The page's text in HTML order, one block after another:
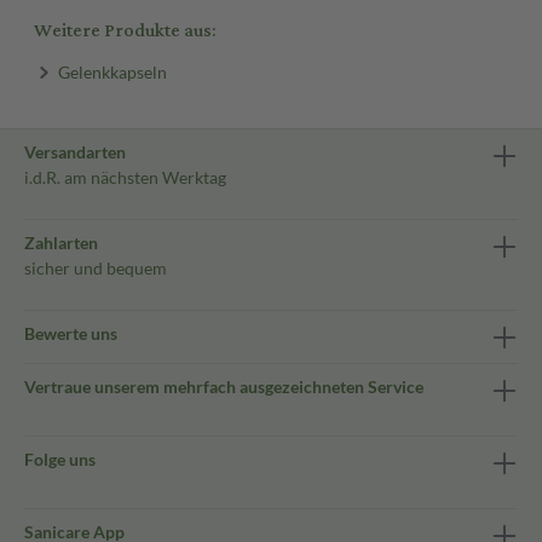
Weitere Produkte aus:
Gelenkkapseln
Versandarten
i.d.R. am nächsten Werktag
Zahlarten
sicher und bequem
Bewerte uns
Vertraue unserem mehrfach ausgezeichneten Service
Folge uns
Sanicare App